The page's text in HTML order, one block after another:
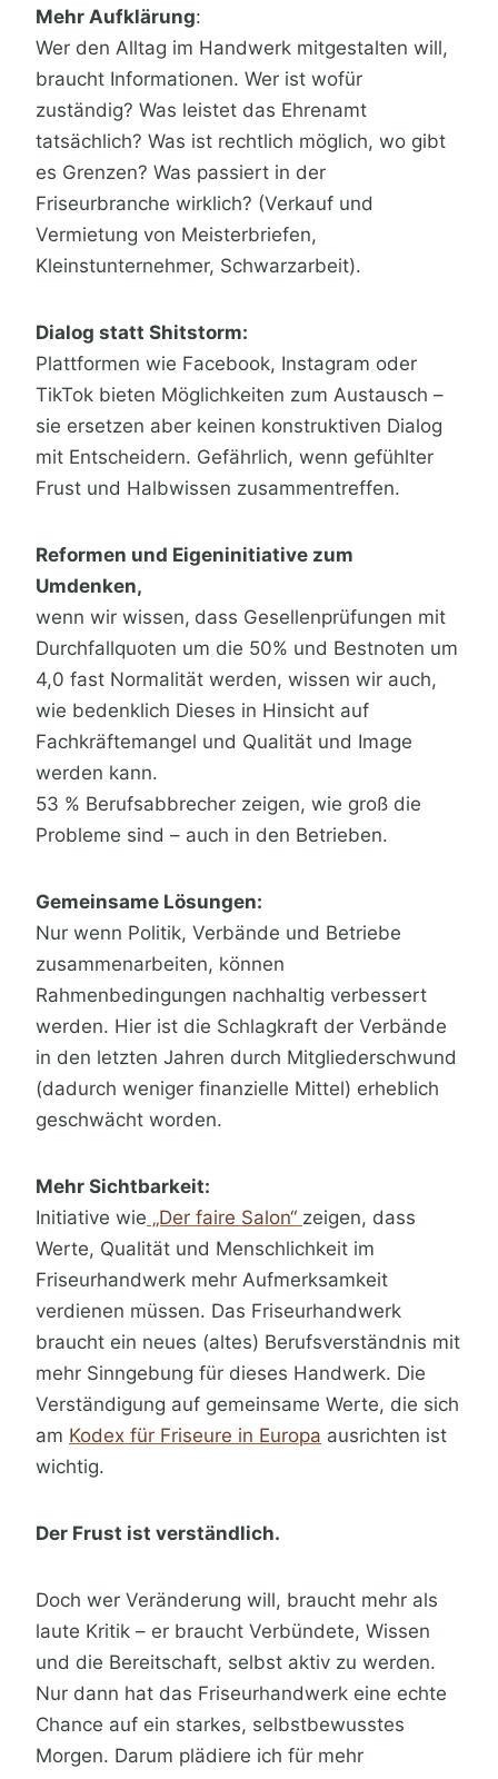
Mehr Aufklärung:
Wer den Alltag im Handwerk mitgestalten will,
braucht Informationen. Wer ist wofür
zuständig? Was leistet das Ehrenamt
tatsächlich? Was ist rechtlich möglich, wo gibt
es Grenzen? Was passiert in der
Friseurbranche wirklich? (Verkauf und
Vermietung von Meisterbriefen,
Kleinstunternehmer, Schwarzarbeit).
Dialog statt Shitstorm:
Plattformen wie Facebook, Instagram oder
TikTok bieten Möglichkeiten zum Austausch –
sie ersetzen aber keinen konstruktiven Dialog
mit Entscheidern. Gefährlich, wenn gefühlter
Frust und Halbwissen zusammentreffen.
Reformen und Eigeninitiative zum
Umdenken,
wenn wir wissen, dass Gesellenprüfungen mit
Durchfallquoten um die 50% und Bestnoten um
4,0 fast Normalität werden, wissen wir auch,
wie bedenklich Dieses in Hinsicht auf
Fachkräftemangel und Qualität und Image
werden kann.
53 % Berufsabbrecher zeigen, wie groß die
Probleme sind – auch in den Betrieben.
Gemeinsame Lösungen:
Nur wenn Politik, Verbände und Betriebe
zusammenarbeiten, können
Rahmenbedingungen nachhaltig verbessert
werden. Hier ist die Schlagkraft der Verbände
in den letzten Jahren durch Mitgliederschwund
(dadurch weniger finanzielle Mittel) erheblich
geschwächt worden.
Mehr Sichtbarkeit:
Initiative wie „Der faire Salon“ zeigen, dass
Werte, Qualität und Menschlichkeit im
Friseurhandwerk mehr Aufmerksamkeit
verdienen müssen. Das Friseurhandwerk
braucht ein neues (altes) Berufsverständnis mit
mehr Sinngebung für dieses Handwerk. Die
Verständigung auf gemeinsame Werte, die sich
am Kodex für Friseure in Europa ausrichten ist
wichtig.
Der Frust ist verständlich.
Doch wer Veränderung will, braucht mehr als
laute Kritik – er braucht Verbündete, Wissen
und die Bereitschaft, selbst aktiv zu werden.
Nur dann hat das Friseurhandwerk eine echte
Chance auf ein starkes, selbstbewusstes
Morgen. Darum plädiere ich für mehr